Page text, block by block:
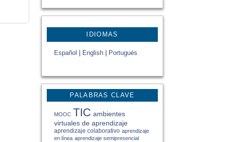
IDIOMAS
Español English Portugués
PALABRAS CLAVE
MOOC TIC ambientes
virtuales de aprendizaje
aprendizaje colaborativo aprendizaje
en línea aprendizaje semipresencial